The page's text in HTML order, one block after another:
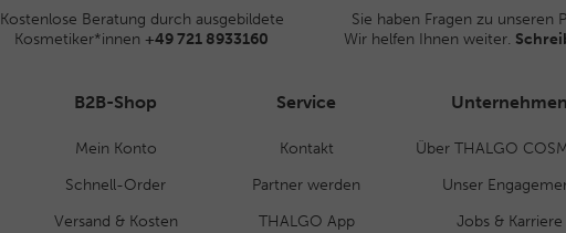
Kostenlose Beratung durch ausgebildete
Kosmetiker*innen +49 721 8933160
Sie haben Fragen zu unseren
Wir helfen Ihnen weiter.
B2B-Shop
Mein Konto
Schnell-Order
Versand & Kosten
Service
Kontakt
Partner werden
THALGO App
Unternehmen
Über THALGO
Unser
Jobs & Karriere